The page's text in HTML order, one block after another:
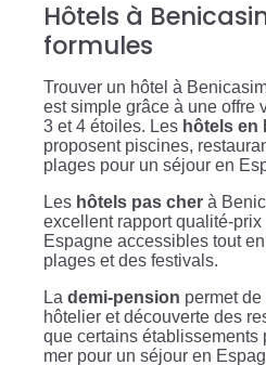
Hôtels à
formules
Trouver un hôtel à
est simple grâce à une offre
3 et 4 étoiles. Les hôtels en
proposent piscines,
plages pour un séjour en
Les hôtels pas cher à
excellent rapport qualité-
Espagne accessibles tout
plages et des festivals.
La demi-pension permet
hôtelier et découverte des
que certains établissements
mer pour un séjour en